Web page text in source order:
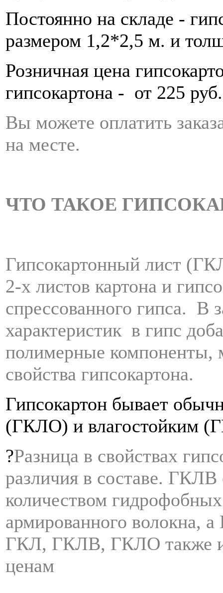
Постоянно на складе -
размером 1,2*2,5 м. и
Розничная цена
гипсокартона - от 225 руб.
Вы можете оплатить
на месте.
ЧТО ТАКОЕ
Гипсокартонный лист
2-х листов картона и
спрессованного гипса. В
характеристик в гипс
полимерные компоненты,
свойства гипсокартона.
Гипсокартон бывает
(ГКЛО) и влагостойким
?Разница в свойствах
различия в составе.
количеством
армированного волокна,
ГКЛ, ГКЛВ, ГКЛО также
ценам